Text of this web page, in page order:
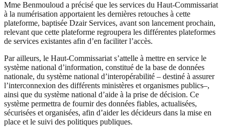
Mme Benmouloud a précisé que les services du Haut-Commissariat
à la numérisation apportaient les dernières retouches à cette
plateforme, baptisée Dzair Services, avant son lancement prochain,
relevant que cette plateforme regroupera les différentes plateformes
de services existantes afin d’en faciliter l’accès.
Par ailleurs, le Haut-Commissariat s’attelle à mettre en service le
système national d’information, constitué de la base de données
nationale, du système national d’interopérabilité – destiné à assurer
l’interconnexion des différents ministères et organismes publics–,
ainsi que du système national d’aide à la prise de décision. Ce
système permettra de fournir des données fiables, actualisées,
sécurisées et organisées, afin d’aider les décideurs dans la mise en
place et le suivi des politiques publiques.